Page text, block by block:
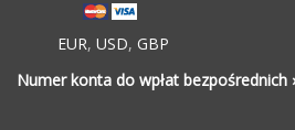
EUR, USD, GBP
Numer konta do wpłat bezpośrednich